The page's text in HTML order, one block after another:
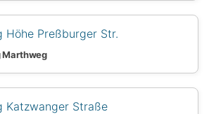
Höhe Preßburger Str.
Marthweg
Katzwanger Straße